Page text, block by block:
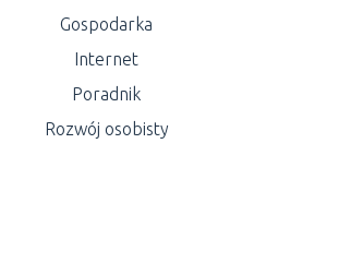
Gospodarka
Internet
Poradnik
Rozwój osobisty